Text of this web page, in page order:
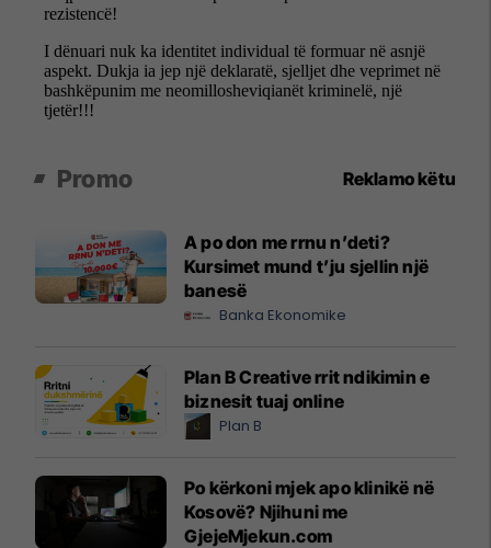
Promo Reklamo këtu
A po don me rrnu n’deti?
Kursimet mund t’ju sjellin një
banesë
Banka Ekonomike
Plan B Creative rrit ndikimin e
biznesit tuaj online
Plan B
Po kërkoni mjek apo klinikë në
Kosovë? Njihuni me
GjejeMjekun.com